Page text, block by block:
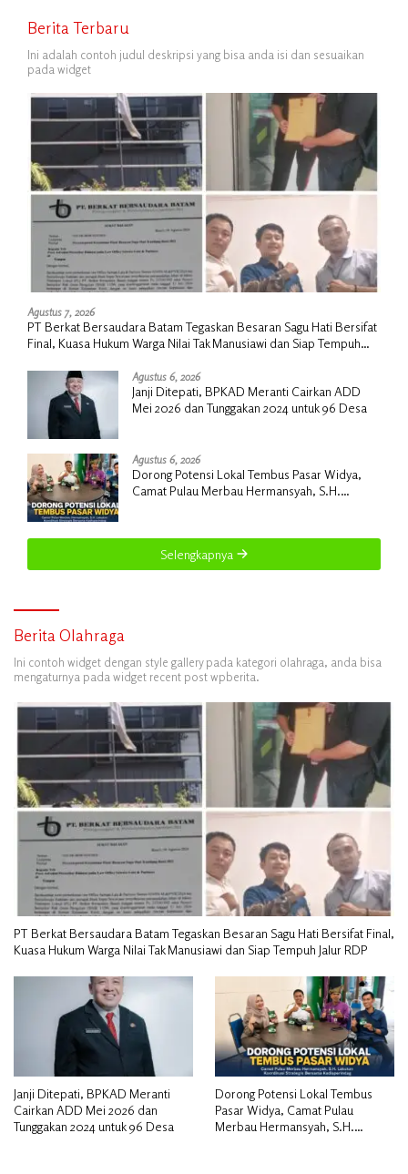
Berita Terbaru
Ini adalah contoh judul deskripsi yang bisa anda isi dan sesuaikan
pada widget
Agustus 7, 2026
PT Berkat Bersaudara Batam Tegaskan Besaran Sagu Hati Bersifat
Final, Kuasa Hukum Warga Nilai Tak Manusiawi dan Siap Tempuh
Agustus 6, 2026
Janji Ditepati, BPKAD Meranti Cairkan ADD
Mei 2026 dan Tunggakan 2024 untuk 96 Desa
Agustus 6, 2026
Dorong Potensi Lokal Tembus Pasar Widya,
Camat Pulau Merbau Hermansyah, S.H.
Selengkapnya
Berita Olahraga
Ini contoh widget dengan style gallery pada kategori olahraga, anda bisa
mengaturnya pada widget recent post wpberita.
PT Berkat Bersaudara Batam Tegaskan Besaran Sagu Hati Bersifat Final,
Kuasa Hukum Warga Nilai Tak Manusiawi dan Siap Tempuh Jalur RDP
Janji Ditepati, BPKAD Meranti
Cairkan ADD Mei 2026 dan
Tunggakan 2024 untuk 96 Desa
Dorong Potensi Lokal Tembus
Pasar Widya, Camat Pulau
Merbau Hermansyah, S.H.